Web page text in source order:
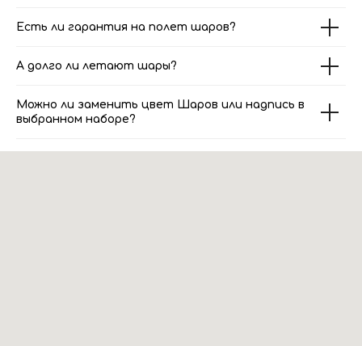
Есть ли гарантия на полет шаров?
А долго ли летают шары?
Можно ли заменить цвет Шаров или надпись в
выбранном наборе?